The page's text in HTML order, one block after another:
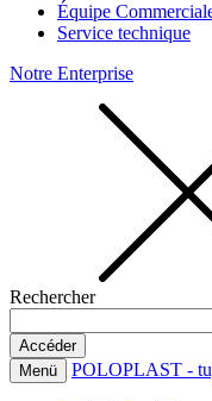
Équipe
Service technique
Notre Enterprise
Rechercher
Menü POLOPLAST -